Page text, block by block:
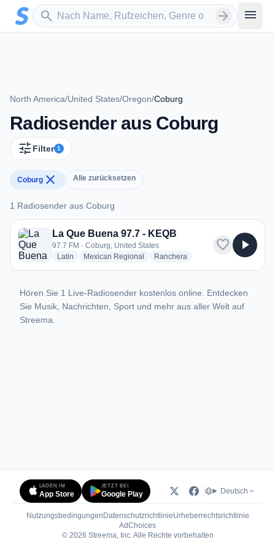
Zum Hauptinhalt springen
search
Sender suchen arrow_forward menu
North America/United States/Oregon/Coburg
Radiosender aus Coburg
tune Filter 1
Coburg close Alle zurücksetzen
1 Radiosender aus Coburg
1 Radiosender aus Coburg
La Que Buena 97.7 - KEQB
97.7 FM · Coburg, United States
Latin radio stations
Mexican Regional radio stations
Ranchera
favorite play_arrow
Hören Sie 1 Live-Radiosender kostenlos online. Entdecken
Sie Musik, Nachrichten, Sport und mehr aus aller Welt auf
Streema.
LADEN IM
App Store
JETZT BEI
Google Play Deutsch
Nutzungsbedingungen DatenschutzrichtlinieUrheberrechtsrichtlinie
AdChoices(öffnet in neuem Tab)
© 2026 Streema, Inc. Alle Rechte vorbehalten